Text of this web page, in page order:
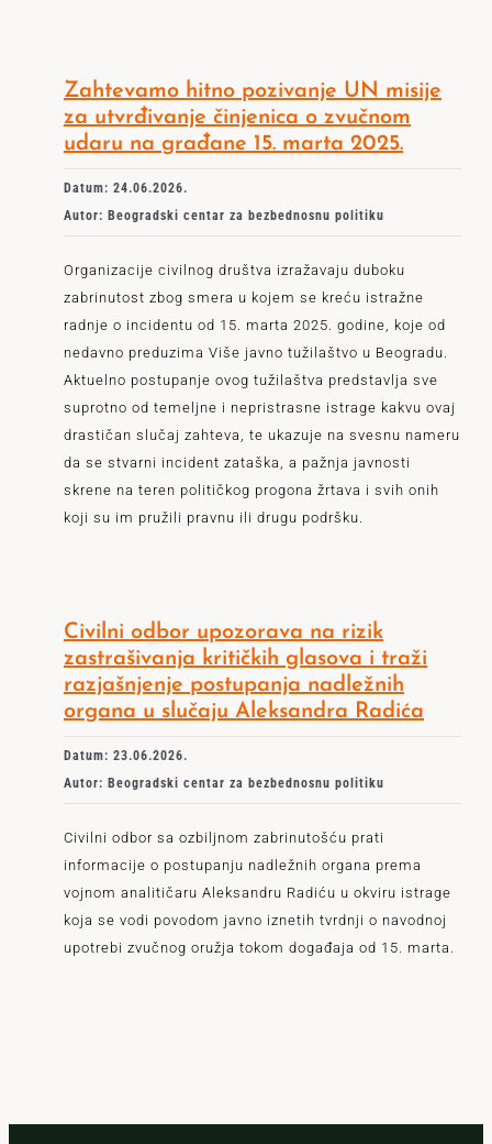
Zahtevamo hitno pozivanje UN misije
za utvrđivanje činjenica o zvučnom
udaru na građane 15. marta 2025.
Datum: 24.06.2026.
Autor: Beogradski centar za bezbednosnu politiku
Organizacije civilnog društva izražavaju duboku
zabrinutost zbog smera u kojem se kreću istražne
radnje o incidentu od 15. marta 2025. godine, koje od
nedavno preduzima Više javno tužilaštvo u Beogradu.
Aktuelno postupanje ovog tužilaštva predstavlja sve
suprotno od temeljne i nepristrasne istrage kakvu ovaj
drastičan slučaj zahteva, te ukazuje na svesnu nameru
da se stvarni incident zataška, a pažnja javnosti
skrene na teren političkog progona žrtava i svih onih
koji su im pružili pravnu ili drugu podršku.
Civilni odbor upozorava na rizik
zastrašivanja kritičkih glasova i traži
razjašnjenje postupanja nadležnih
organa u slučaju Aleksandra Radića
Datum: 23.06.2026.
Autor: Beogradski centar za bezbednosnu politiku
Civilni odbor sa ozbiljnom zabrinutošću prati
informacije o postupanju nadležnih organa prema
vojnom analitičaru Aleksandru Radiću u okviru istrage
koja se vodi povodom javno iznetih tvrdnji o navodnoj
upotrebi zvučnog oružja tokom događaja od 15. marta.